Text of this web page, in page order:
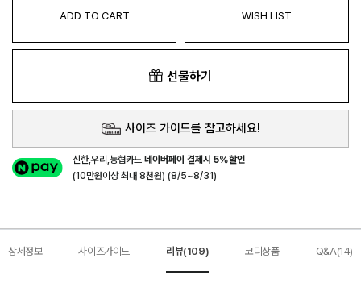
ADD TO CART WISH LIST
선물하기
사이즈 가이드를 참고하세요!
신한,우리,농협카드네이버페이 결제시 5%할인
(10만원이상 최대 8천원) (8/5~8/31)
상세정보 사이즈가이드 리뷰(109) 코디상품 Q&A(14)